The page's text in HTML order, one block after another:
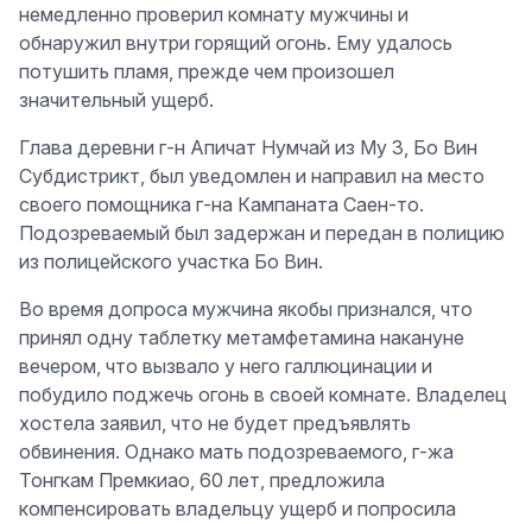
немедленно проверил комнату мужчины и
обнаружил внутри горящий огонь. Ему удалось
потушить пламя, прежде чем произошел
значительный ущерб.
Глава деревни г-н Апичат Нумчай из Му 3, Бо Вин
Субдистрикт, был уведомлен и направил на место
своего помощника г-на Кампаната Саен-то.
Подозреваемый был задержан и передан в полицию
из полицейского участка Бо Вин.
Во время допроса мужчина якобы признался, что
принял одну таблетку метамфетамина накануне
вечером, что вызвало у него галлюцинации и
побудило поджечь огонь в своей комнате. Владелец
хостела заявил, что не будет предъявлять
обвинения. Однако мать подозреваемого, г-жа
Тонгкам Премкиао, 60 лет, предложила
компенсировать владельцу ущерб и попросила